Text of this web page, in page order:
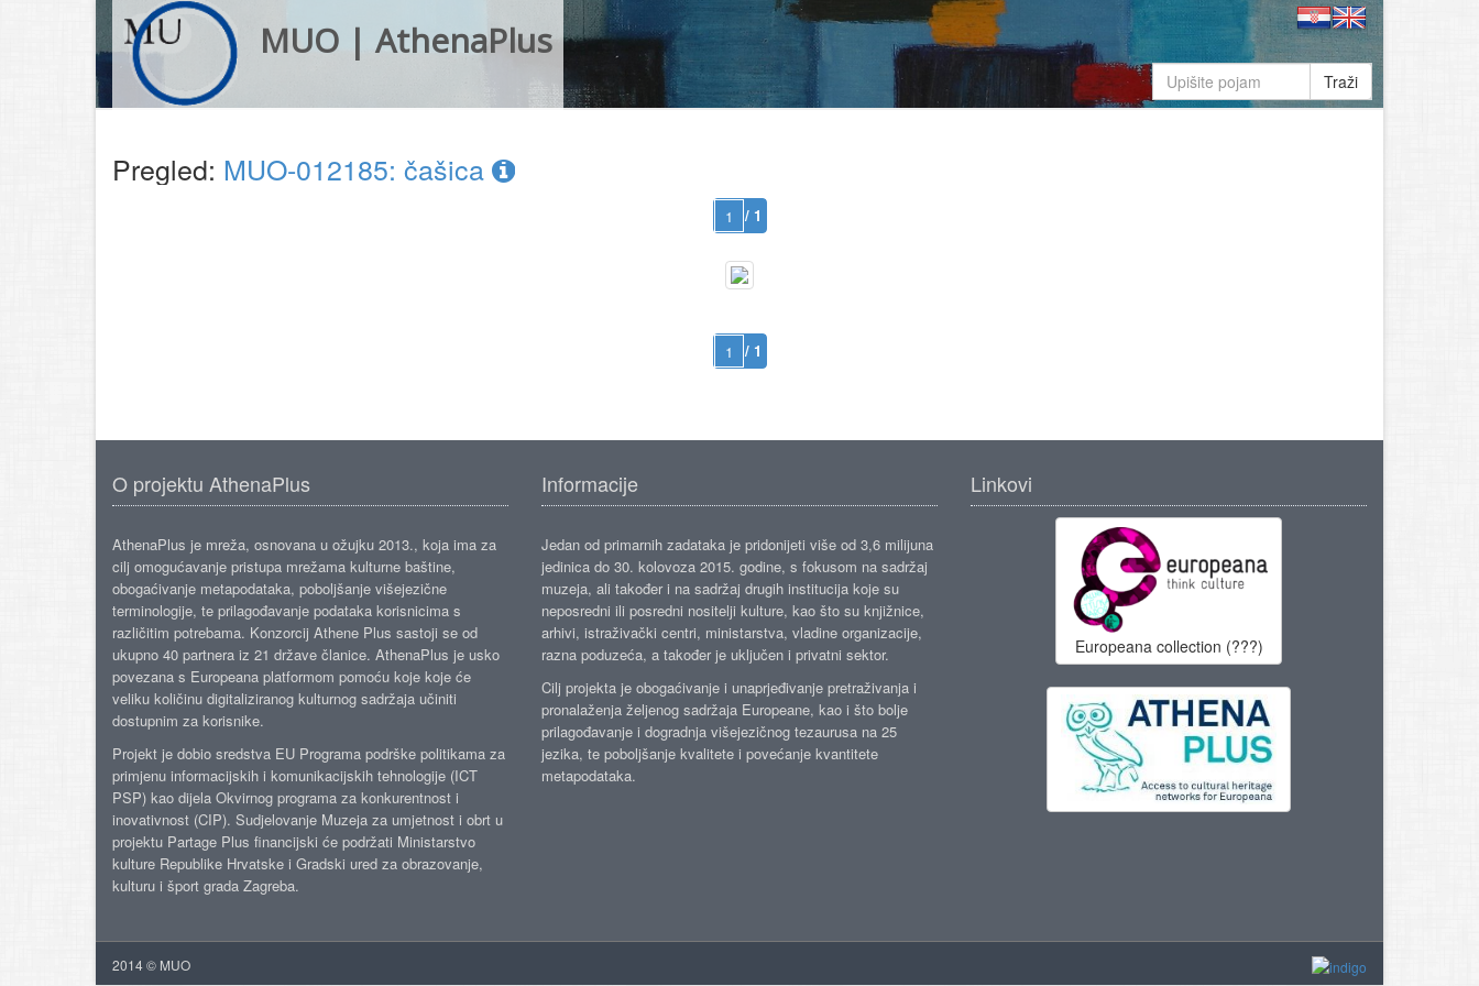
MUO | AthenaPlus
Traži
Pregled: MUO-012185: čašica
/ 1
/ 1
O projektu AthenaPlus
AthenaPlus je mreža, osnovana u ožujku 2013., koja ima za
cilj omogućavanje pristupa mrežama kulturne baštine,
obogaćivanje metapodataka, poboljšanje višejezične
terminologije, te prilagođavanje podataka korisnicima s
različitim potrebama. Konzorcij Athene Plus sastoji se od
ukupno 40 partnera iz 21 države članice. AthenaPlus je usko
povezana s Europeana platformom pomoću koje koje će
veliku količinu digitaliziranog kulturnog sadržaja učiniti
dostupnim za korisnike.
Projekt je dobio sredstva EU Programa podrške politikama za
primjenu informacijskih i komunikacijskih tehnologije (ICT
PSP) kao dijela Okvirnog programa za konkurentnost i
inovativnost (CIP). Sudjelovanje Muzeja za umjetnost i obrt u
projektu Partage Plus financijski će podržati Ministarstvo
kulture Republike Hrvatske i Gradski ured za obrazovanje,
kulturu i šport grada Zagreba.
Informacije
Jedan od primarnih zadataka je pridonijeti više od 3,6 milijuna
jedinica do 30. kolovoza 2015. godine, s fokusom na sadržaj
muzeja, ali također i na sadržaj drugih institucija koje su
neposredni ili posredni nositelji kulture, kao što su knjižnice,
arhivi, istraživački centri, ministarstva, vladine organizacije,
razna poduzeća, a također je uključen i privatni sektor.
Cilj projekta je obogaćivanje i unaprjeđivanje pretraživanja i
pronalaženja željenog sadržaja Europeane, kao i što bolje
prilagođavanje i dogradnja višejezičnog tezaurusa na 25
jezika, te poboljšanje kvalitete i povećanje kvantitete
metapodataka.
Linkovi
Europeana collection (???)
2014 © MUO